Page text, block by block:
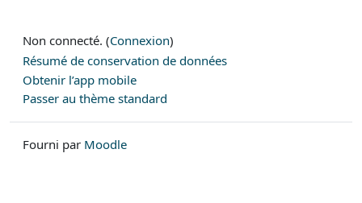
Non connecté. (Connexion)
Résumé de conservation de données
Obtenir l’app mobile
Passer au thème standard
Fourni par Moodle